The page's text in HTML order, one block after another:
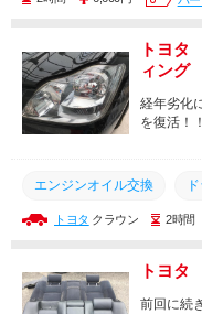
取り付け 交換
トヨ
ィング
経年劣化
を復活！！
エンジンオイル交換
カスタム ドライブレコ
タイヤ交換
トヨタ オイル 取
トヨタ クラウン 2時間
トヨ
前回に続